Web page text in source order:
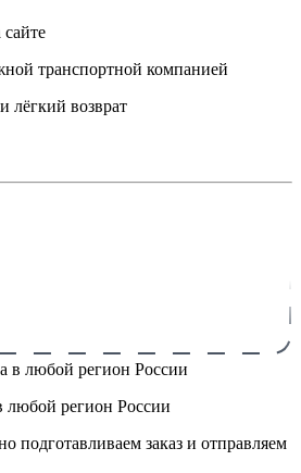
транспортной компанией
лёгкий возврат
любой регион России
подготавливаем заказ и отправляем